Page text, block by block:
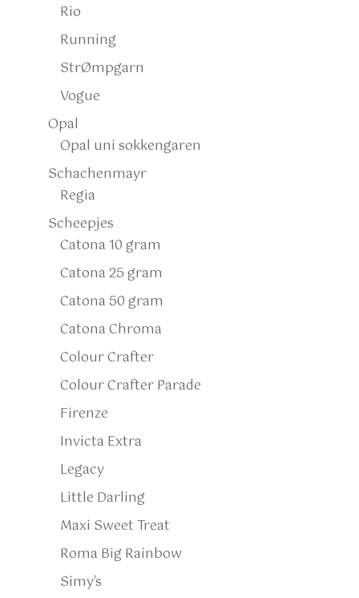
Rio
Running
StrØmpgarn
Vogue
Opal
Opal uni sokkengaren
Schachenmayr
Regia
Scheepjes
Catona 10 gram
Catona 25 gram
Catona 50 gram
Catona Chroma
Colour Crafter
Colour Crafter Parade
Firenze
Invicta Extra
Legacy
Little Darling
Maxi Sweet Treat
Roma Big Rainbow
Simy's